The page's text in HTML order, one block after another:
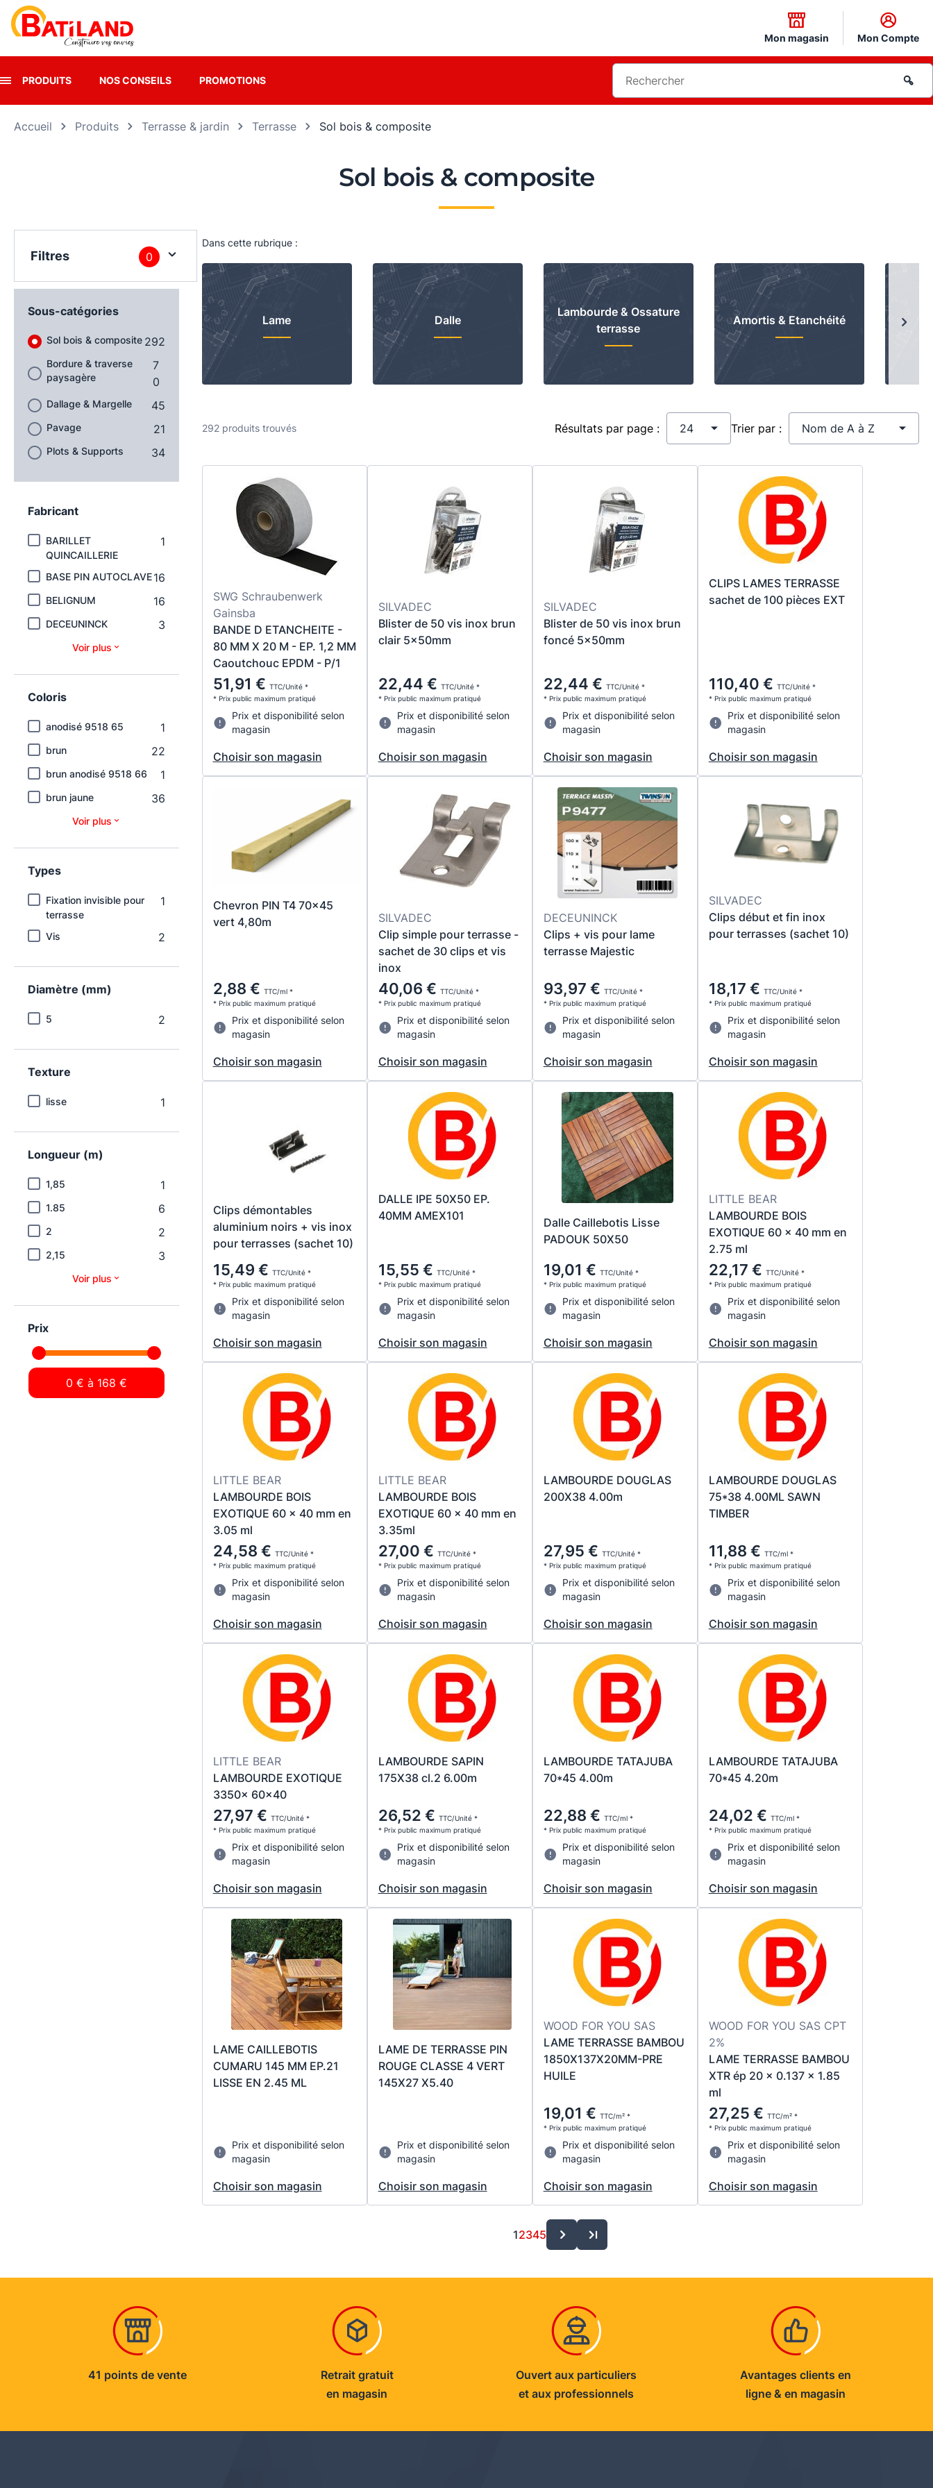
Mon magasin Mon Compte
PRODUITS NOS CONSEILS PROMOTIONS
Accueil Produits Terrasse & jardin Terrasse Sol bois & composite
Sol bois & composite
Filtres 0
Sous-catégories
Sol bois & composite 292
Bordure & traverse
paysagère
7
0
Dallage & Margelle 45
Pavage 21
Plots & Supports 34
Fabricant
BARILLET
QUINCAILLERIE
1
BASE PIN AUTOCLAVE16
BELIGNUM 16
DECEUNINCK 3
Voir plus
Coloris
anodisé 9518 65 1
brun 22
brun anodisé 9518 66 1
brun jaune 36
Voir plus
Types
Fixation invisible pour
terrasse
1
Vis 2
Diamètre (mm)
5 2
Texture
lisse 1
Longueur (m)
1,85 1
1.85 6
2 2
2,15 3
Voir plus
Prix
Dans cette rubrique :
Lame Dalle
Lambourde & Ossature
terrasse
Amortis & Etanchéité
292 produits trouvés Résultats par page : Trier par :
SWG Schraubenwerk
Gainsba
BANDE D ETANCHEITE -
80 MM X 20 M - EP. 1,2 MM
Caoutchouc EPDM - P/1
51,91 € TTC/Unité *
* Prix public maximum pratiqué
Prix et disponibilité selon
magasin
Choisir son magasin
SILVADEC
Blister de 50 vis inox brun
clair 5x50mm
22,44 € TTC/Unité *
* Prix public maximum pratiqué
Prix et disponibilité selon
magasin
Choisir son magasin
SILVADEC
Blister de 50 vis inox brun
foncé 5x50mm
22,44 € TTC/Unité *
* Prix public maximum pratiqué
Prix et disponibilité selon
magasin
Choisir son magasin
CLIPS LAMES TERRASSE
sachet de 100 pièces EXT
110,40 € TTC/Unité *
* Prix public maximum pratiqué
Prix et disponibilité selon
magasin
Choisir son magasin
Chevron PIN T4 70x45
vert 4,80m
2,88 € TTC/ml *
* Prix public maximum pratiqué
Prix et disponibilité selon
magasin
Choisir son magasin
SILVADEC
Clip simple pour terrasse -
sachet de 30 clips et vis
inox
40,06 € TTC/Unité *
* Prix public maximum pratiqué
Prix et disponibilité selon
magasin
Choisir son magasin
DECEUNINCK
Clips + vis pour lame
terrasse Majestic
93,97 € TTC/Unité *
* Prix public maximum pratiqué
Prix et disponibilité selon
magasin
Choisir son magasin
SILVADEC
Clips début et fin inox
pour terrasses (sachet 10)
18,17 € TTC/Unité *
* Prix public maximum pratiqué
Prix et disponibilité selon
magasin
Choisir son magasin
Clips démontables
aluminium noirs + vis inox
pour terrasses (sachet 10)
15,49 € TTC/Unité *
* Prix public maximum pratiqué
Prix et disponibilité selon
magasin
Choisir son magasin
DALLE IPE 50X50 EP.
40MM AMEX101
15,55 € TTC/Unité *
* Prix public maximum pratiqué
Prix et disponibilité selon
magasin
Choisir son magasin
Dalle Caillebotis Lisse
PADOUK 50X50
19,01 € TTC/Unité *
* Prix public maximum pratiqué
Prix et disponibilité selon
magasin
Choisir son magasin
LITTLE BEAR
LAMBOURDE BOIS
EXOTIQUE 60 x 40 mm en
2.75 ml
22,17 € TTC/Unité *
* Prix public maximum pratiqué
Prix et disponibilité selon
magasin
Choisir son magasin
LITTLE BEAR
LAMBOURDE BOIS
EXOTIQUE 60 x 40 mm en
3.05 ml
24,58 € TTC/Unité *
* Prix public maximum pratiqué
Prix et disponibilité selon
magasin
Choisir son magasin
LITTLE BEAR
LAMBOURDE BOIS
EXOTIQUE 60 x 40 mm en
3.35ml
27,00 € TTC/Unité *
* Prix public maximum pratiqué
Prix et disponibilité selon
magasin
Choisir son magasin
LAMBOURDE DOUGLAS
200X38 4.00m
27,95 € TTC/Unité *
* Prix public maximum pratiqué
Prix et disponibilité selon
magasin
Choisir son magasin
LAMBOURDE DOUGLAS
75*38 4.00ML SAWN
TIMBER
11,88 € TTC/ml *
* Prix public maximum pratiqué
Prix et disponibilité selon
magasin
Choisir son magasin
LITTLE BEAR
LAMBOURDE EXOTIQUE
3350x 60x40
27,97 € TTC/Unité *
* Prix public maximum pratiqué
Prix et disponibilité selon
magasin
Choisir son magasin
LAMBOURDE SAPIN
175X38 cl.2 6.00m
26,52 € TTC/Unité *
* Prix public maximum pratiqué
Prix et disponibilité selon
magasin
Choisir son magasin
LAMBOURDE TATAJUBA
70*45 4.00m
22,88 € TTC/ml *
* Prix public maximum pratiqué
Prix et disponibilité selon
magasin
Choisir son magasin
LAMBOURDE TATAJUBA
70*45 4.20m
24,02 € TTC/ml *
* Prix public maximum pratiqué
Prix et disponibilité selon
magasin
Choisir son magasin
LAME CAILLEBOTIS
CUMARU 145 MM EP.21
LISSE EN 2.45 ML
Prix et disponibilité selon
magasin
Choisir son magasin
LAME DE TERRASSE PIN
ROUGE CLASSE 4 VERT
145X27 X5.40
Prix et disponibilité selon
magasin
Choisir son magasin
WOOD FOR YOU SAS
LAME TERRASSE BAMBOU
1850X137X20MM-PRE
HUILE
19,01 € TTC/m² *
* Prix public maximum pratiqué
Prix et disponibilité selon
magasin
Choisir son magasin
WOOD FOR YOU SAS CPT
2%
LAME TERRASSE BAMBOU
XTR ép 20 x 0.137 x 1.85
ml
27,25 € TTC/m² *
* Prix public maximum pratiqué
Prix et disponibilité selon
magasin
Choisir son magasin
12345
41 points de vente
Retrait gratuit
en magasin
Ouvert aux particuliers
et aux professionnels
Avantages clients en
ligne & en magasin
Panneau de gestion des cookies